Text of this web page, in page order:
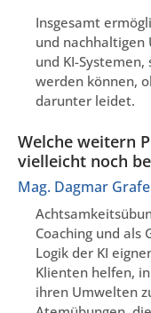
Insgesamt
und nachhaltigen
und KI-
werden können,
darunter leidet.
Welche weitern
vielleicht noch
Mag. Dagmar
Coaching und als
Logik der KI
Klienten helfen,
ihren Umwelten